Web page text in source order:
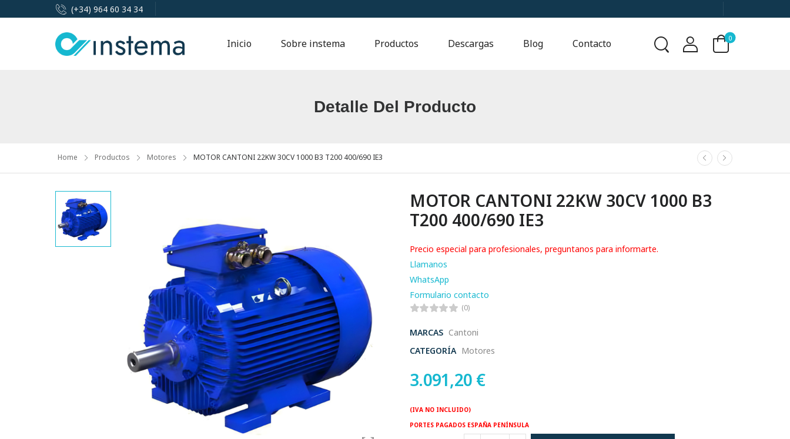
(+34) 964 60 34 34
Inicio Sobre instema Productos Descargas Blog Contacto 0
Detalle Del Producto
Home Productos Motores MOTOR CANTONI 22KW 30CV 1000 B3 T200 400/690 IE3
MOTOR CANTONI 22KW 30CV 1000 B3
T200 400/690 IE3
Precio especial para profesionales, preguntanos para informarte.
Llamanos
WhatsApp
Formulario contacto
(0)
MARCAS Cantoni
CATEGORÍA Motores
3.091,20 €
(IVA NO INCLUIDO)
PORTES PAGADOS ESPAÑA PENÍNSULA